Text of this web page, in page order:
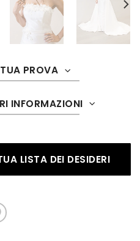
PROVA
INFORMAZIONI
LISTA DEI DESIDERI